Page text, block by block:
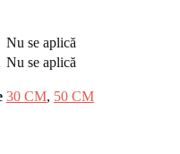
Nu se aplică
Nu se aplică
30 CM, 50 CM